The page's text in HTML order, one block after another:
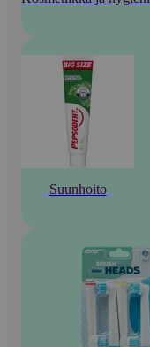
Suunhoito